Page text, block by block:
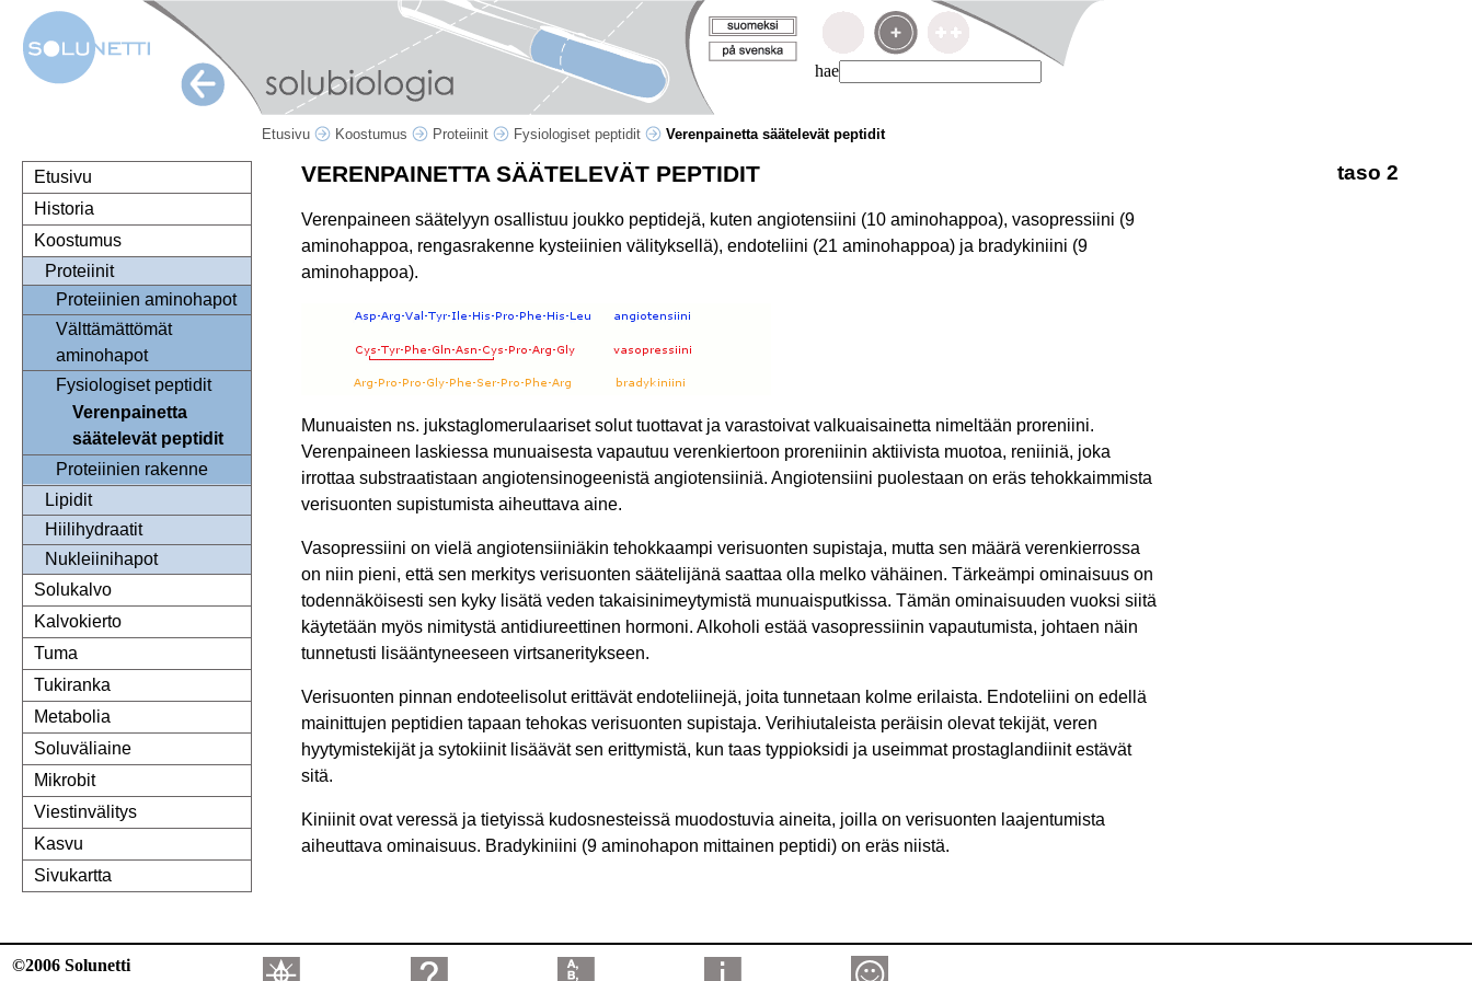
hae
Etusivu Koostumus Proteiinit Fysiologiset peptidit Verenpainetta säätelevät peptidit
Etusivu
Historia
Koostumus
Proteiinit
Proteiinien aminohapot
Välttämättömät
aminohapot
Fysiologiset peptidit
Verenpainetta
säätelevät peptidit
Proteiinien rakenne
Lipidit
Hiilihydraatit
Nukleiinihapot
Solukalvo
Kalvokierto
Tuma
Tukiranka
Metabolia
Soluväliaine
Mikrobit
Viestinvälitys
Kasvu
Sivukartta
taso 2
VERENPAINETTA SÄÄTELEVÄT PEPTIDIT
Verenpaineen säätelyyn osallistuu joukko peptidejä, kuten angiotensiini (10 aminohappoa), vasopressiini (9
aminohappoa, rengasrakenne kysteiinien välityksellä), endoteliini (21 aminohappoa) ja bradykiniini (9
aminohappoa).
Munuaisten ns. jukstaglomerulaariset solut tuottavat ja varastoivat valkuaisainetta nimeltään proreniini.
Verenpaineen laskiessa munuaisesta vapautuu verenkiertoon proreniinin aktiivista muotoa, reniiniä, joka
irrottaa substraatistaan angiotensinogeenistä angiotensiiniä. Angiotensiini puolestaan on eräs tehokkaimmista
verisuonten supistumista aiheuttava aine.
Vasopressiini on vielä angiotensiiniäkin tehokkaampi verisuonten supistaja, mutta sen määrä verenkierrossa
on niin pieni, että sen merkitys verisuonten säätelijänä saattaa olla melko vähäinen. Tärkeämpi ominaisuus on
todennäköisesti sen kyky lisätä veden takaisinimeytymistä munuaisputkissa. Tämän ominaisuuden vuoksi siitä
käytetään myös nimitystä antidiureettinen hormoni. Alkoholi estää vasopressiinin vapautumista, johtaen näin
tunnetusti lisääntyneeseen virtsaneritykseen.
Verisuonten pinnan endoteelisolut erittävät endoteliinejä, joita tunnetaan kolme erilaista. Endoteliini on edellä
mainittujen peptidien tapaan tehokas verisuonten supistaja. Verihiutaleista peräisin olevat tekijät, veren
hyytymistekijät ja sytokiinit lisäävät sen erittymistä, kun taas typpioksidi ja useimmat prostaglandiinit estävät
sitä.
Kiniinit ovat veressä ja tietyissä kudosnesteissä muodostuvia aineita, joilla on verisuonten laajentumista
aiheuttava ominaisuus. Bradykiniini (9 aminohapon mittainen peptidi) on eräs niistä.
©2006 Solunetti